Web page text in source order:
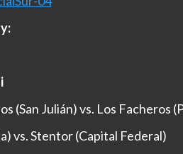
(San Julián) vs. Los Facheros
vs. Stentor (Capital Federal)